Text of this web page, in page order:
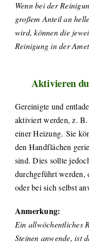
Wenn bei der
großem Anteil an
wird, können die
Reinigung in der
Aktivieren
Gereinigte und
aktiviert werden, z.
einer Heizung. Sie
den Handflächen
sind. Dies sollte
durchgeführt werden,
oder bei sich selbst
Anmerkung:
Ein allwöchentliches
Steinen anwende, ist